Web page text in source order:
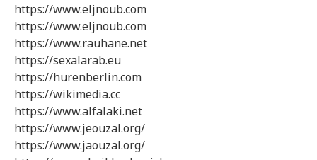
https://www.eljnoub.com
https://www.eljnoub.com
https://www.rauhane.net
https://sexalarab.eu
https://hurenberlin.com
https://wikimedia.cc
https://www.alfalaki.net
https://www.jeouzal.org/
https://www.jaouzal.org/